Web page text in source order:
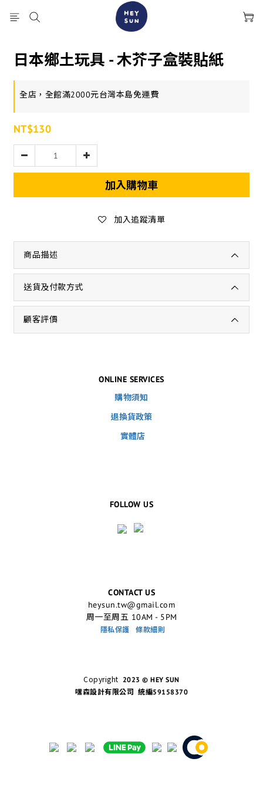
日本鄉土玩具 - 木芥子盒裝貼紙
全店，全館滿2000元台灣本島免運費
NT$130
加入購物車
加入追蹤清單
商品描述
送貨及付款方式
顧客評價
ONLINE SERVICES
購物須知
退換貨政策
實體店
FOLLOW US
CONTACT US
heysun.tw@gmail.com
周一至周五 10AM - 5PM
隱私保護 條款細則
Copyright 2023 © HEY SUN
嘿森設計有限公司 統編59158370